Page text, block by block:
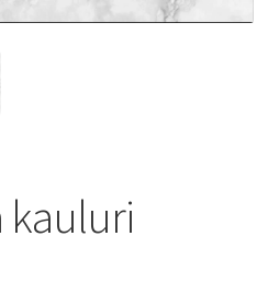
kauluri